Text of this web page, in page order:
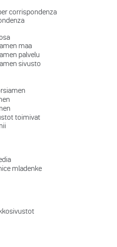
corrispondenza
maa
palvelu
sivusto
toimivat
mladenke